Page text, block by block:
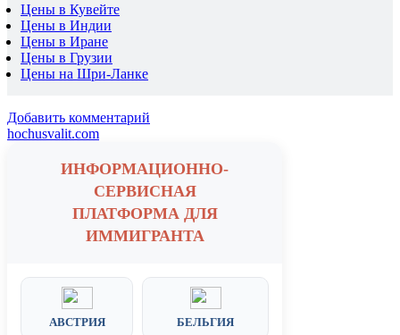
Цены в Кувейте
Цены в Индии
Цены в Иране
Цены в Грузии
Цены на Шри-Ланке
Добавить комментарий
hochusvalit.com
ИНФОРМАЦИОННО-
СЕРВИСНАЯ
ПЛАТФОРМА ДЛЯ
ИММИГРАНТА
АВСТРИЯ БЕЛЬГИЯ